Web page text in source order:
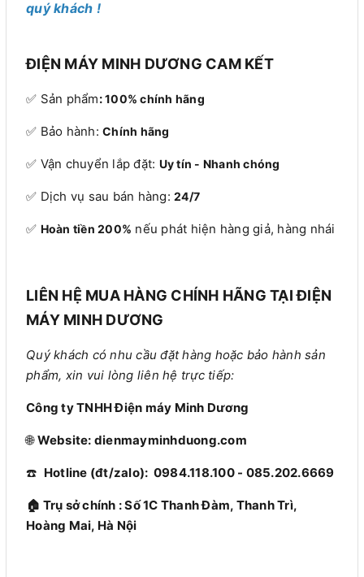
quý khách !
ĐIỆN MÁY MINH DƯƠNG CAM KẾT
✅ Sản phẩm:100% chính hãng
✅ Bảo hành: Chính hãng
✅ Vận chuyển lắp đặt: Uy tín - Nhanh chóng
✅ Dịch vụ sau bán hàng: 24/7
✅ Hoàn tiền 200% nếu phát hiện hàng giả, hàng nhái
LIÊN HỆ MUA HÀNG CHÍNH HÃNG TẠI ĐIỆN
MÁY MINH DƯƠNG
Quý khách có nhu cầu đặt hàng hoặc bảo hành sản
phẩm, xin vui lòng liên hệ trực tiếp:
Công ty TNHH Điện máy Minh Dương
🌐Website: dienmayminhduong.com
☎️ Hotline (đt/zalo): 0984.118.100 - 085.202.6669
🏠 Trụ sở chính : Số 1C Thanh Đàm, Thanh Trì,
Hoàng Mai, Hà Nội